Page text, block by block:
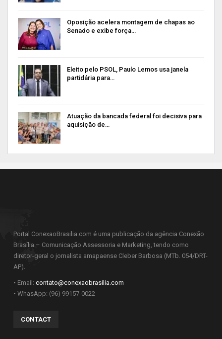
Oposição acelera montagem de chapas ao
Senado e exibe força…
Eleito pelo PSOL, Paulo Lemos usa janela
partidária para…
Atuação da bancada federal foi decisiva para
aquisição de…
Portal ConexaoBrasilia.com é uma publicação da agência Conexão
Brasília – Comunicação Assessoria e Marketing, tendo como
diretor-geral o jornalista amapaense Cleber Barbosa (MTb. 054/DRT-
AP).
• Email: contato@conexaobrasilia.com
• WhasApp: (96) 99157-0022
CONTACT